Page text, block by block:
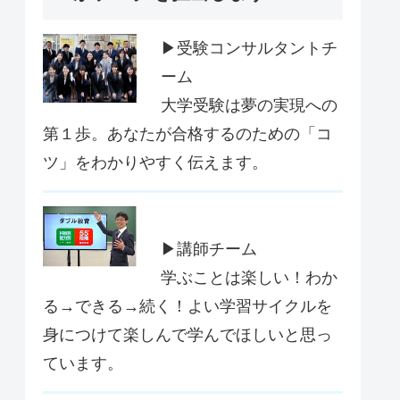
▶受験コンサルタントチ
ーム
大学受験は夢の実現への
第１歩。あなたが合格するのための「コ
ツ」をわかりやすく伝えます。
▶講師チーム
学ぶことは楽しい！わか
る→できる→続く！よい学習サイクルを
身につけて楽しんで学んでほしいと思っ
ています。